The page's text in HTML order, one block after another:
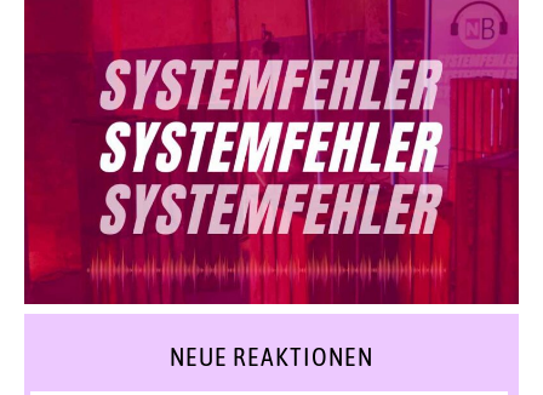
NEUE REAKTIONEN